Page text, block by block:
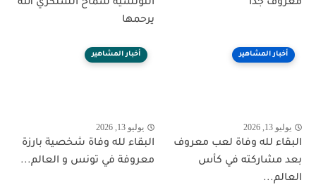
معروف جداً
التونسية سماح السنكري الله
يرحمها
أخبار المشاهير
يوليو 13, 2026
البقاء لله وفاة لعب معروف
بعد مشاركته في كأس
العالم...
أخبار المشاهير
يوليو 13, 2026
البقاء لله وفاة شخصية بارزة
معروفة في تونس و العالم...